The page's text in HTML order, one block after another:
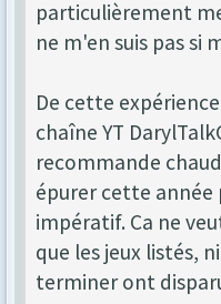
particulièrement
ne m'en suis pas si
De cette
chaîne YT
recommande
épurer cette
impératif. Ca ne
que les jeux listés,
terminer ont